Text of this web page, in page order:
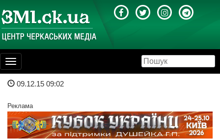
Toggle
navigation
09.12.15 09:02
Реклама